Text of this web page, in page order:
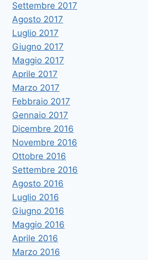
Settembre 2017
Agosto 2017
Luglio 2017
Giugno 2017
Maggio 2017
Aprile 2017
Marzo 2017
Febbraio 2017
Gennaio 2017
Dicembre 2016
Novembre 2016
Ottobre 2016
Settembre 2016
Agosto 2016
Luglio 2016
Giugno 2016
Maggio 2016
Aprile 2016
Marzo 2016